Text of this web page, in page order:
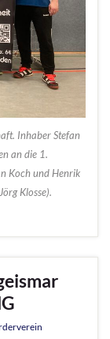
Inhaber Stefan
an die 1.
Koch und Henrik
Klosse).